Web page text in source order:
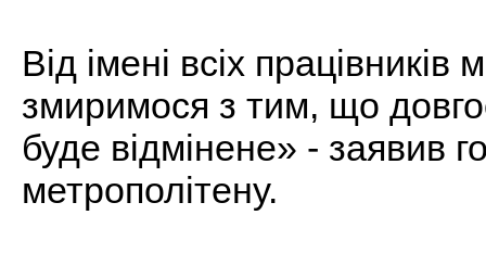
Від імені всіх
змиримося з тим, що
буде відмінене» - заявив
метрополітену.